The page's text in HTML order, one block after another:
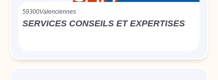
59300Valenciennes
SERVICES CONSEILS ET EXPERTISES